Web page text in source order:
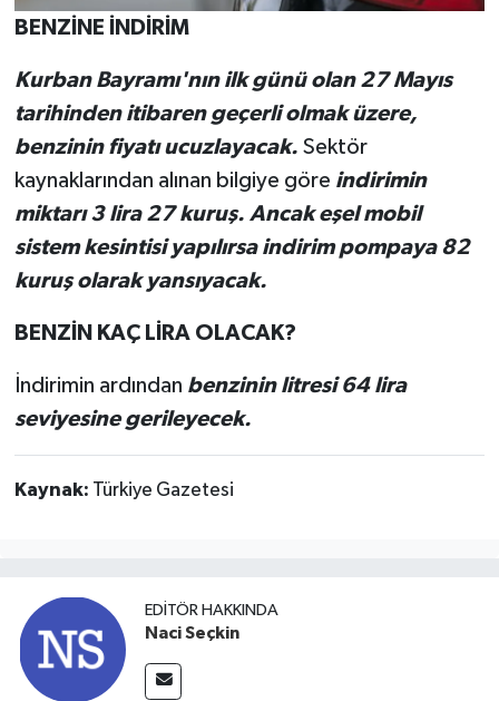
BENZİNE İNDİRİM
Kurban Bayramı'nın ilk günü olan 27 Mayıs
tarihinden itibaren geçerli olmak üzere,
benzinin fiyatı ucuzlayacak. Sektör
kaynaklarından alınan bilgiye göre indirimin
miktarı 3 lira 27 kuruş. Ancak eşel mobil
sistem kesintisi yapılırsa indirim pompaya 82
kuruş olarak yansıyacak.
BENZİN KAÇ LİRA OLACAK?
İndirimin ardından benzinin litresi 64 lira
seviyesine gerileyecek.
Kaynak: Türkiye Gazetesi
EDITÖR HAKKINDA
Naci Seçkin